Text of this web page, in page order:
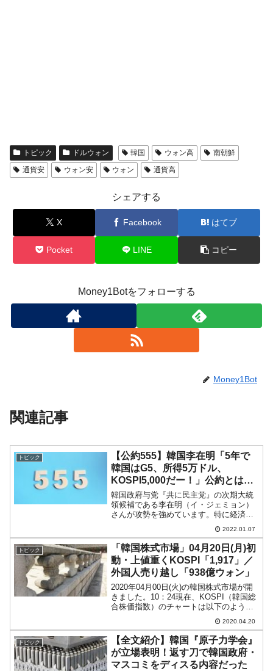
トピック ドルウォン 韓国 ウォン高
南朝鮮
通貨安
ウォン安 ウォン 通貨高
シェアする
X Facebook はてブ
Pocket LINE コピー
Money1Botをフォローする
Money1Bot
関連記事
トピック
【公約555】韓国李在明「5年で
韓国はG5、所得5万ドル、
KOSPI5,000だー！」公約とは夢
幻を語ることなのか
韓国政府与党『共に民主党』の次期大統
領候補である李在明（イ・ジェミョン）
さんが攻勢を強めています。特に経済関
連の発言が多くなっています。野党『国
民の力』尹錫悦（ユン・ソギョル）さん
が経済方面で弱い、発言が目立たないこ
ともあって、ここを突いて...
2022.01.07
トピック
「韓国株式市場」04月20日(月)初
動・上値重くKOSPI「1,917」／
外国人売り越し「938億ウォン」
2020年04月00日(火)の韓国株式市場が開
きました。10：24現在、KOSPI（韓国総
合株価指数）のチャートは以下のように
『Investing.com』より引用）。始値
「1,906.94」で一時は「1,925.2...
2020.04.20
トピック
【全文紹介】韓国『原子力学会』
が立場表明！返す刀で韓国政府・
マスコミをディスる内容だった